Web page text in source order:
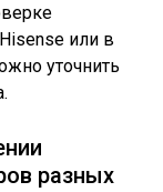
или в
уточнить
разных